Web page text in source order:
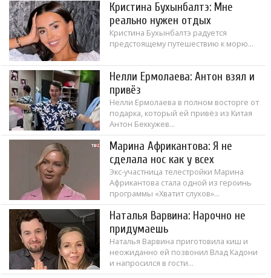
Кристина Бухынбалтэ: Мне
реально нужен отдых
Кристина Бухынбалтэ радуется
предстоящему путешествию к морю...
Нелли Ермолаева: Антон взял и
привёз
Нелли Ермолаева в полном восторге от
подарка, который ей привёз из Китая
Антон Беккужев...
Марина Африкантова: Я не
сделала нос как у всех
Экс-участница телестройки Марина
Африкантова стала одной из героинь
программы «Хватит слухов»...
Наталья Варвина: Нарочно не
придумаешь
Наталья Варвина приготовила киш и
неожиданно ей позвонил Влад Кадони
и напросился в гости...